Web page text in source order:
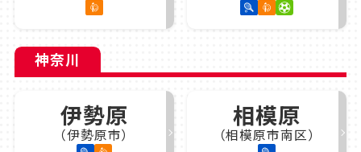
神奈川
伊勢原
（伊勢原市）
相模原
（相模原市南区）